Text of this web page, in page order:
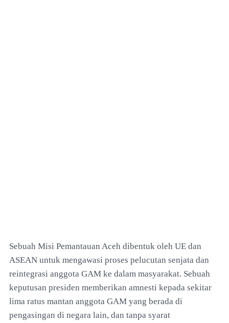
Sebuah Misi Pemantauan Aceh dibentuk oleh UE dan
ASEAN untuk mengawasi proses pelucutan senjata dan
reintegrasi anggota GAM ke dalam masyarakat. Sebuah
keputusan presiden memberikan amnesti kepada sekitar
lima ratus mantan anggota GAM yang berada di
pengasingan di negara lain, dan tanpa syarat